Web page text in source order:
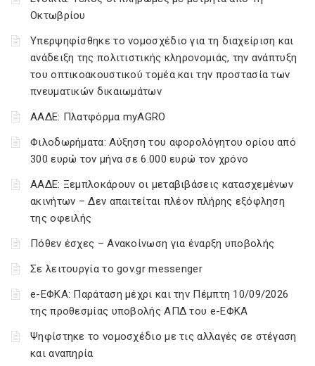
Οκτωβρίου
Υπερψηφίσθηκε το νομοσχέδιο για τη διαχείριση και
ανάδειξη της πολιτιστικής κληρονομιάς, την ανάπτυξη
του οπτικοακουστικού τομέα και την προστασία των
πνευματικών δικαιωμάτων
ΑΑΔΕ: Πλατφόρμα myAGRO
Φιλοδωρήματα: Αύξηση του αφορολόγητου ορίου από
300 ευρώ τον μήνα σε 6.000 ευρώ τον χρόνο
ΑΑΔΕ: Ξεμπλοκάρουν οι μεταβιβάσεις κατασχεμένων
ακινήτων – Δεν απαιτείται πλέον πλήρης εξόφληση
της οφειλής
Πόθεν έσχες – Ανακοίνωση για έναρξη υποβολής
Σε λειτουργία το gov.gr messenger
e-ΕΦΚΑ: Παράταση μέχρι και την Πέμπτη 10/09/2026
της προθεσμίας υποβολής ΑΠΔ του e-ΕΦΚΑ
Ψηφίστηκε το νομοσχέδιο με τις αλλαγές σε στέγαση
και αναπηρία